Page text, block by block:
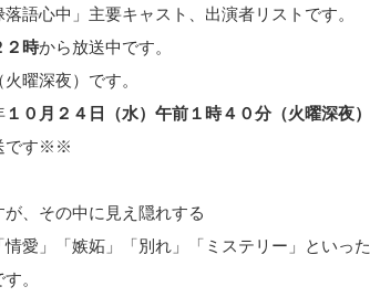
語心中」主要キャスト、出演者リストです。
２時から放送中です。
曜深夜）です。
１０月２４日（水）午前１時４０分（火曜深夜）
です※※
、その中に見え隠れする
情愛」「嫉妬」「別れ」「ミステリー」といった
。